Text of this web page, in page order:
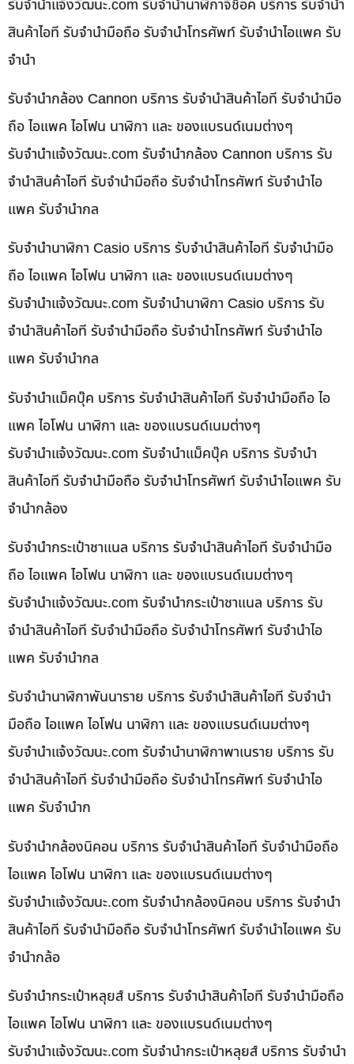
รับจํานําแจ้งวัฒนะ.com รับจำนำนาฬิกาจีช็อค บริการ รับจำนำ
สินค้าไอที รับจำนำมือถือ รับจำนำโทรศัพท์ รับจำนำไอแพค รับ
จำนำ
รับจำนำกล้อง Cannon บริการ รับจำนำสินค้าไอที รับจำนำมือ
ถือ ไอแพค ไอโฟน นาฬิกา และ ของแบรนด์เนมต่างๆ
รับจํานําแจ้งวัฒนะ.com รับจำนำกล้อง Cannon บริการ รับ
จำนำสินค้าไอที รับจำนำมือถือ รับจำนำโทรศัพท์ รับจำนำไอ
แพค รับจำนำกล
รับจำนำนาฬิกา Casio บริการ รับจำนำสินค้าไอที รับจำนำมือ
ถือ ไอแพค ไอโฟน นาฬิกา และ ของแบรนด์เนมต่างๆ
รับจํานําแจ้งวัฒนะ.com รับจำนำนาฬิกา Casio บริการ รับ
จำนำสินค้าไอที รับจำนำมือถือ รับจำนำโทรศัพท์ รับจำนำไอ
แพค รับจำนำกล
รับจำนำแม็คบุ๊ค บริการ รับจำนำสินค้าไอที รับจำนำมือถือ ไอ
แพค ไอโฟน นาฬิกา และ ของแบรนด์เนมต่างๆ
รับจํานําแจ้งวัฒนะ.com รับจำนำแม็คบุ๊ค บริการ รับจำนำ
สินค้าไอที รับจำนำมือถือ รับจำนำโทรศัพท์ รับจำนำไอแพค รับ
จำนำกล้อง
รับจำนำกระเป๋าชาแนล บริการ รับจำนำสินค้าไอที รับจำนำมือ
ถือ ไอแพค ไอโฟน นาฬิกา และ ของแบรนด์เนมต่างๆ
รับจํานําแจ้งวัฒนะ.com รับจำนำกระเป๋าชาแนล บริการ รับ
จำนำสินค้าไอที รับจำนำมือถือ รับจำนำโทรศัพท์ รับจำนำไอ
แพค รับจำนำกล
รับจำนำนาฬิกาพันนาราย บริการ รับจำนำสินค้าไอที รับจำนำ
มือถือ ไอแพค ไอโฟน นาฬิกา และ ของแบรนด์เนมต่างๆ
รับจํานําแจ้งวัฒนะ.com รับจำนำนาฬิกาพาเนราย บริการ รับ
จำนำสินค้าไอที รับจำนำมือถือ รับจำนำโทรศัพท์ รับจำนำไอ
แพค รับจำนำก
รับจำนำกล้องนิคอน บริการ รับจำนำสินค้าไอที รับจำนำมือถือ
ไอแพค ไอโฟน นาฬิกา และ ของแบรนด์เนมต่างๆ
รับจํานําแจ้งวัฒนะ.com รับจำนำกล้องนิคอน บริการ รับจำนำ
สินค้าไอที รับจำนำมือถือ รับจำนำโทรศัพท์ รับจำนำไอแพค รับ
จำนำกล้อ
รับจำนำกระเป๋าหลุยส์ บริการ รับจำนำสินค้าไอที รับจำนำมือถือ
ไอแพค ไอโฟน นาฬิกา และ ของแบรนด์เนมต่างๆ
รับจํานําแจ้งวัฒนะ.com รับจำนำกระเป๋าหลุยส์ บริการ รับจำนำ